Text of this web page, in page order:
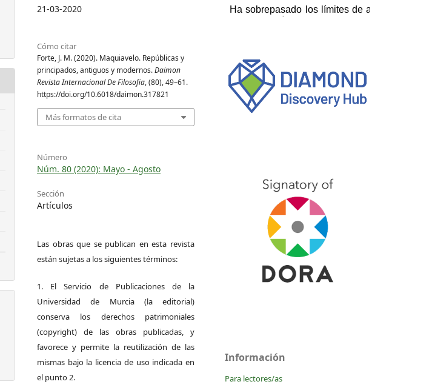
21-03-2020
Cómo citar
Forte, J. M. (2020). Maquiavelo. Repúblicas y
principados, antiguos y modernos.Daimon
Revista Internacional De Filosofia, (80), 49–61.
https://doi.org/10.6018/daimon.317821
Más formatos de cita
Número
Núm. 80 (2020): Mayo - Agosto
Sección
Artículos
Las obras que se publican en esta revista
están sujetas a los siguientes términos:
1. El Servicio de Publicaciones de la
Universidad de Murcia (la editorial)
conserva los derechos patrimoniales
(copyright) de las obras publicadas, y
favorece y permite la reutilización de las
mismas bajo la licencia de uso indicada en
el punto 2.
Información
Para lectores/as